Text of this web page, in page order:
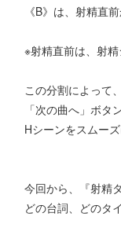
《B》は、射精直
※射精直前は、射
この分割によって
「次の曲へ」ボタ
Hシーンをスムー
今回から、『射精
どの台詞、どのタ